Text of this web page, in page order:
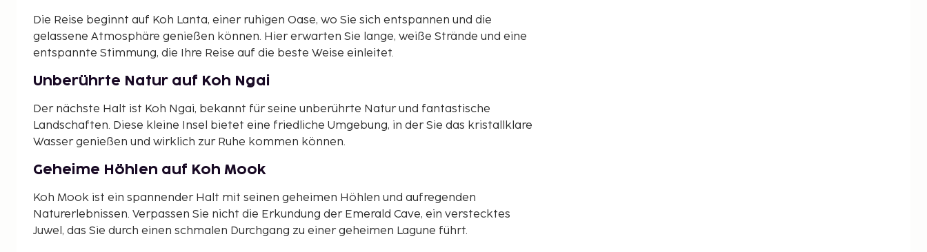
Die Reise beginnt auf Koh Lanta, einer ruhigen Oase, wo Sie sich entspannen und die
gelassene Atmosphäre genießen können. Hier erwarten Sie lange, weiße Strände und eine
entspannte Stimmung, die Ihre Reise auf die beste Weise einleitet.
Unberührte Natur auf Koh Ngai
Der nächste Halt ist Koh Ngai, bekannt für seine unberührte Natur und fantastische
Landschaften. Diese kleine Insel bietet eine friedliche Umgebung, in der Sie das kristallklare
Wasser genießen und wirklich zur Ruhe kommen können.
Geheime Höhlen auf Koh Mook
Koh Mook ist ein spannender Halt mit seinen geheimen Höhlen und aufregenden
Naturerlebnissen. Verpassen Sie nicht die Erkundung der Emerald Cave, ein verstecktes
Juwel, das Sie durch einen schmalen Durchgang zu einer geheimen Lagune führt.